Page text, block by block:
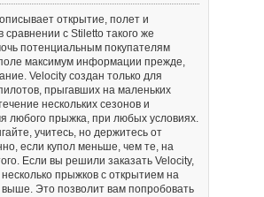
открытие, полет и
с Stiletto такого же
потенциальным покупателям
максимум информации прежде,
Velocity создан только для
прыгавших на маленьких
нескольких сезонов и
любого прыжка, при любых условиях.
учитесь, но держитесь от
если купол меньше, чем те, на
Если вы решили заказать Velocity,
прыжков с открытием на
Это позволит вам попробовать